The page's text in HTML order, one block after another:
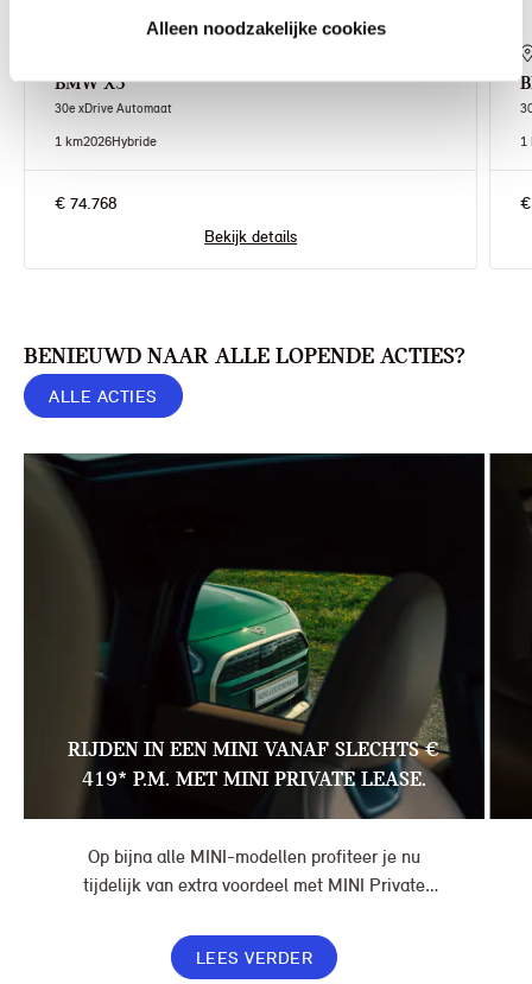
Alleen noodzakelijke cookies
BMW X3
30e xDrive Automaat
1 km2026Hybride
€ 74.768
Bekijk details
1
BENIEUWD NAAR ALLE LOPENDE ACTIES?
ALLE ACTIES
RIJDEN IN EEN MINI VANAF SLECHTS €
419* P.M. MET MINI PRIVATE LEASE.
Op bijna alle MINI-modellen profiteer je nu
tijdelijk van extra voordeel met MINI Private
maand, in plaats van € 449. Afhankelijk van de
uitvoering kan jouw voordeel nog verder oplopen.
LEES VERDER